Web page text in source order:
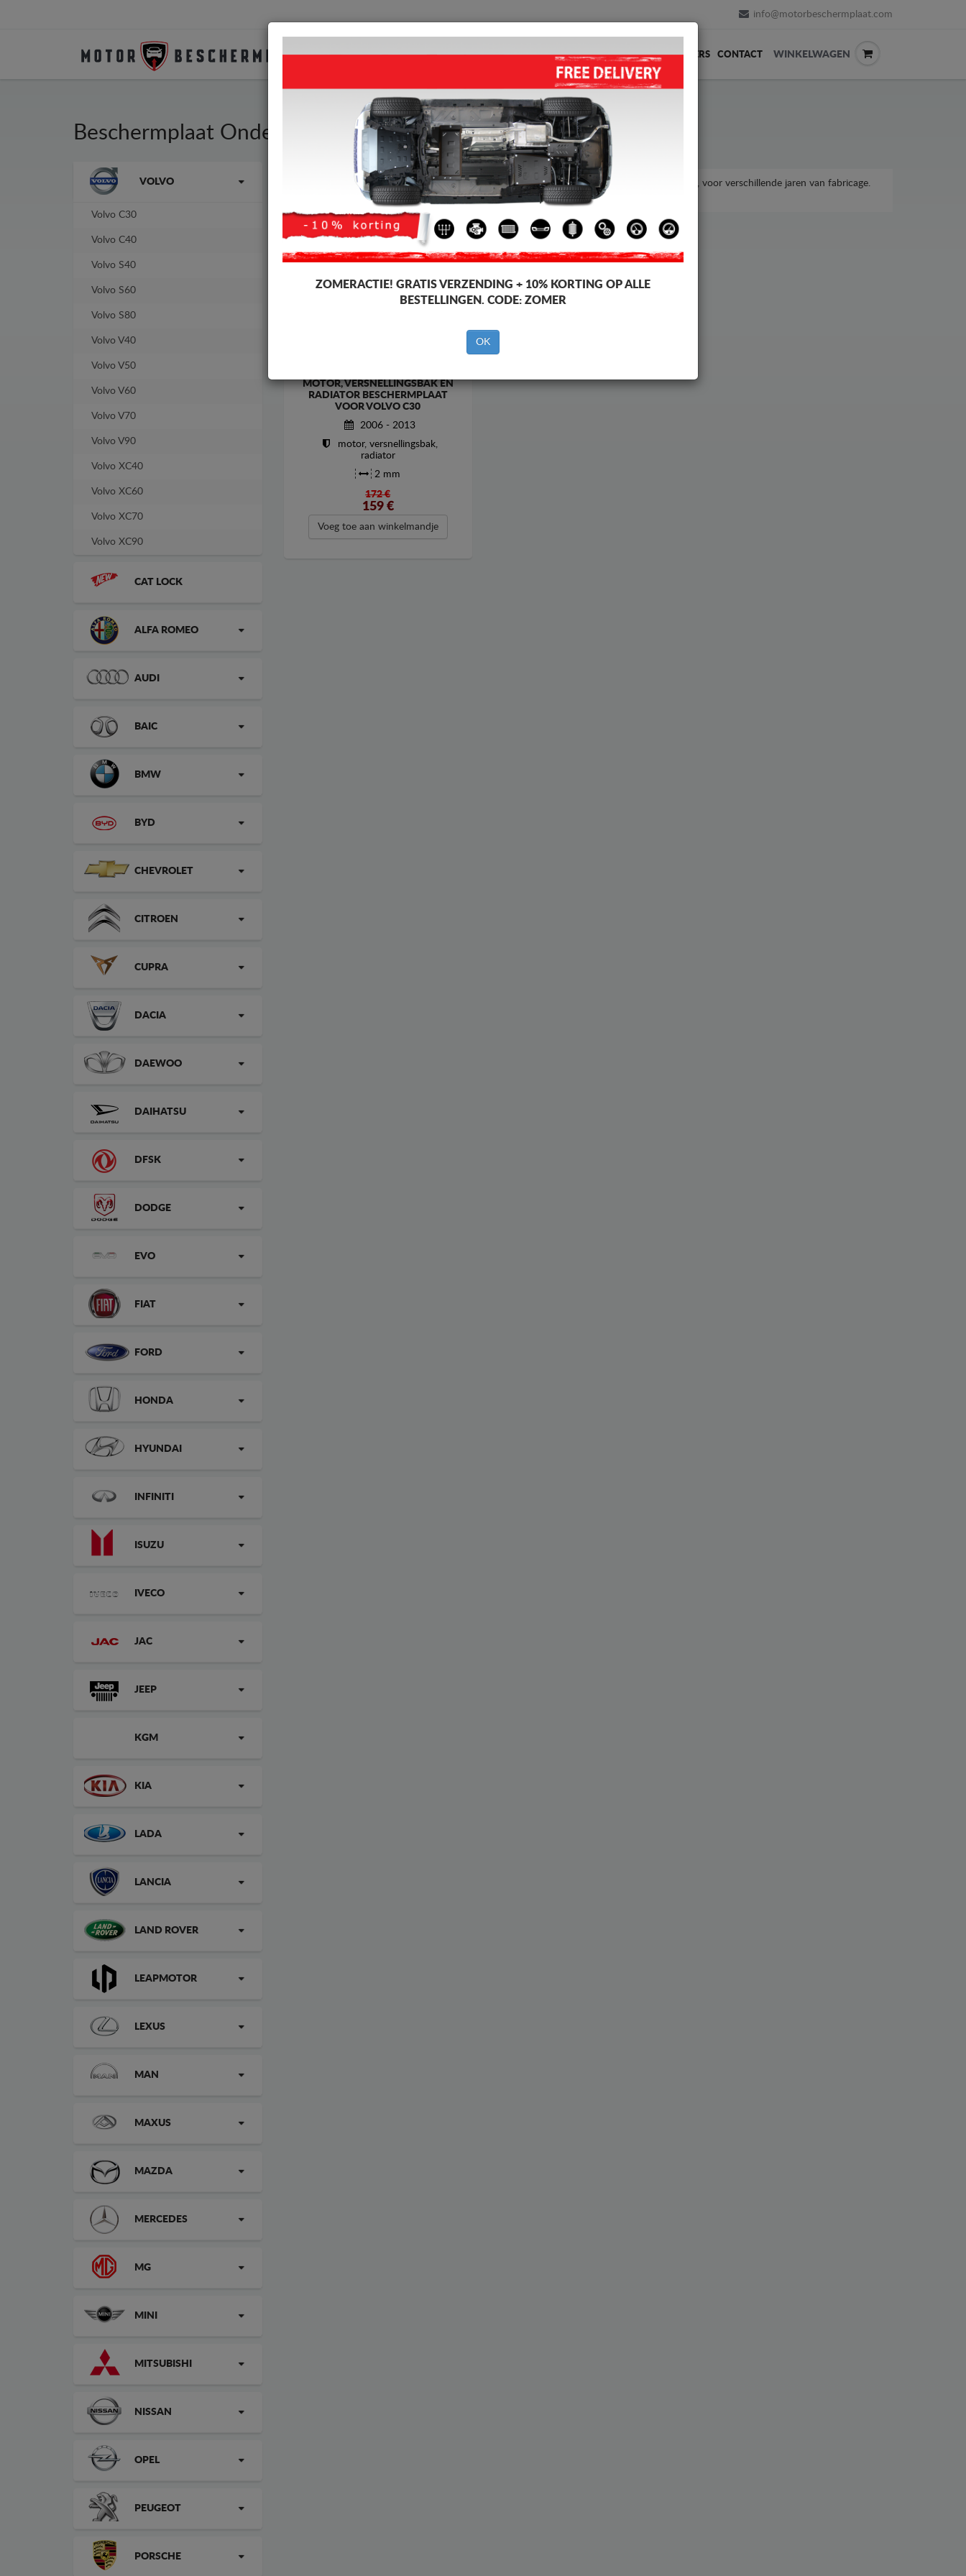
info@motorbeschermplaat.com
BESCHERMPLAAT HOME VERZENDING TERUGMELDING WEDERVERKOPERS CONTACT WINKELWAGEN
Beschermplaat Onder Auto Volvo C30
Merken VOLVO
Volvo C30
Volvo C40
Volvo S40
Volvo S60
Volvo S80
Volvo V40
Volvo V50
Volvo V60
Volvo V70
Volvo V90
Volvo XC40
Volvo XC60
Volvo XC70
Volvo XC90
CAT LOCK
ALFA ROMEO
AUDI
BAIC
BMW
BYD
CHEVROLET
CITROEN
CUPRA
DACIA
DAEWOO
DAIHATSU
DFSK
DODGE
EVO
FIAT
FORD
HONDA
HYUNDAI
INFINITI
ISUZU
IVECO
JAC
JEEP
KGM
KIA
LADA
LANCIA
LAND ROVER
LEAPMOTOR
LEXUS
MAN
MAXUS
MAZDA
MERCEDES
MG
MINI
MITSUBISHI
NISSAN
OPEL
PEUGEOT
PORSCHE
Beschermplaat voor de motor en versnellingsbak voor Volvo-voertuigen, Volvo C30-model, voor verschillende jaren van fabricage.
Motor beschermplaat, 2-3 mm dik, eenvoudig te monteren, tegen betaalbare prijzen.
-8%
MOTOR, VERSNELLINGSBAK EN
RADIATOR BESCHERMPLAAT
VOOR VOLVO C30
2006 - 2013
motor, versnellingsbak,
radiator
2 mm
172 €
159€
Voeg toe aan winkelmandje
ZOMERACTIE! GRATIS VERZENDING + 10% KORTING OP ALLE
BESTELLINGEN. CODE: ZOMER
OK